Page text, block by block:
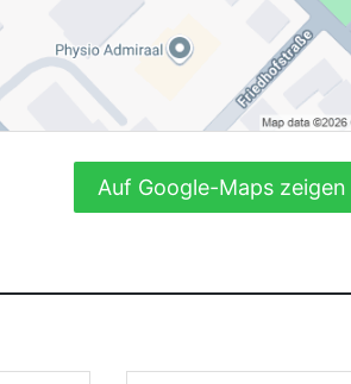
Auf Google-Maps zeigen